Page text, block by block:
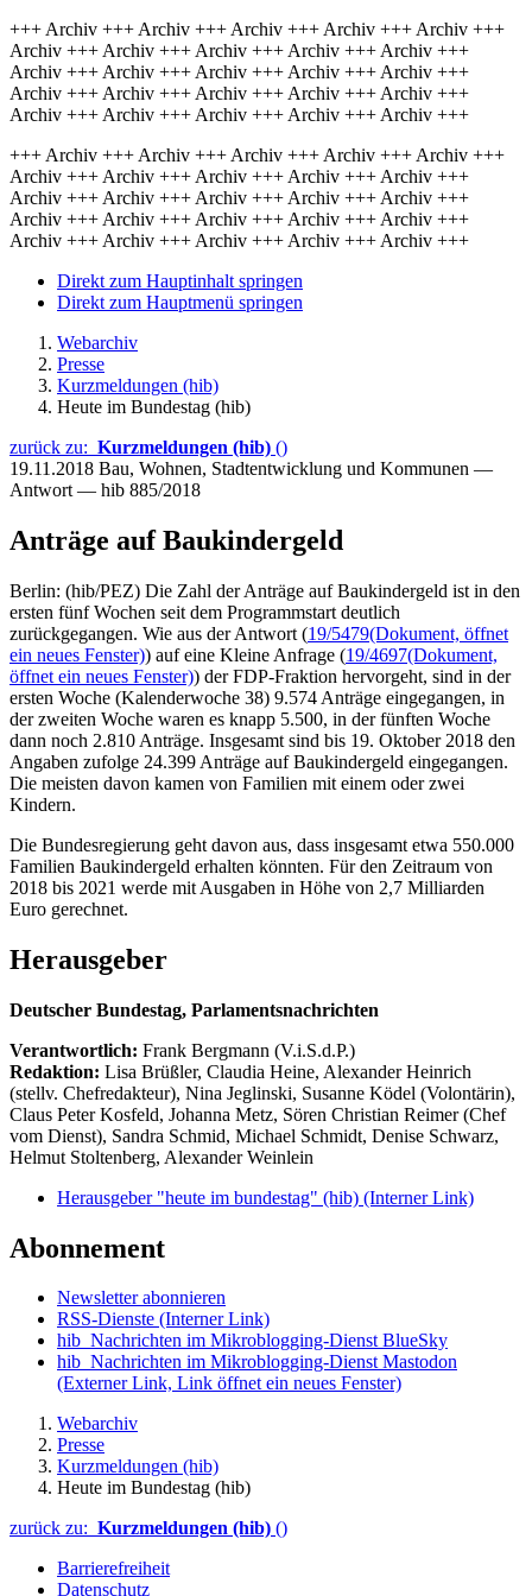
+++ Archiv +++ Archiv +++ Archiv +++ Archiv +++ Archiv +++
Archiv +++ Archiv +++ Archiv +++ Archiv +++ Archiv +++
Archiv +++ Archiv +++ Archiv +++ Archiv +++ Archiv +++
Archiv +++ Archiv +++ Archiv +++ Archiv +++ Archiv +++
Archiv +++ Archiv +++ Archiv +++ Archiv +++ Archiv +++
+++ Archiv +++ Archiv +++ Archiv +++ Archiv +++ Archiv +++
Archiv +++ Archiv +++ Archiv +++ Archiv +++ Archiv +++
Archiv +++ Archiv +++ Archiv +++ Archiv +++ Archiv +++
Archiv +++ Archiv +++ Archiv +++ Archiv +++ Archiv +++
Archiv +++ Archiv +++ Archiv +++ Archiv +++ Archiv +++
Direkt zum Hauptinhalt springen
Direkt zum Hauptmenü springen
Webarchiv
Presse
Kurzmeldungen (hib)
Heute im Bundestag (hib)
zurück zu: Kurzmeldungen (hib) ()
19.11.2018 Bau, Wohnen, Stadtentwicklung und Kommunen —
Antwort — hib 885/2018
Anträge auf Baukindergeld
Berlin: (hib/PEZ) Die Zahl der Anträge auf Baukindergeld ist in den
ersten fünf Wochen seit dem Programmstart deutlich
zurückgegangen. Wie aus der Antwort (19/5479(Dokument, öffnet
ein neues Fenster)) auf eine Kleine Anfrage (19/4697(Dokument,
öffnet ein neues Fenster)) der FDP-Fraktion hervorgeht, sind in der
ersten Woche (Kalenderwoche 38) 9.574 Anträge eingegangen, in
der zweiten Woche waren es knapp 5.500, in der fünften Woche
dann noch 2.810 Anträge. Insgesamt sind bis 19. Oktober 2018 den
Angaben zufolge 24.399 Anträge auf Baukindergeld eingegangen.
Die meisten davon kamen von Familien mit einem oder zwei
Kindern.
Die Bundesregierung geht davon aus, dass insgesamt etwa 550.000
Familien Baukindergeld erhalten könnten. Für den Zeitraum von
2018 bis 2021 werde mit Ausgaben in Höhe von 2,7 Milliarden
Euro gerechnet.
Herausgeber
Deutscher Bundestag, Parlamentsnachrichten
Verantwortlich: Frank Bergmann (V.i.S.d.P.)
Redaktion: Lisa Brüßler, Claudia Heine, Alexander Heinrich
(stellv. Chefredakteur), Nina Jeglinski, Susanne Ködel (Volontärin),
Claus Peter Kosfeld, Johanna Metz, Sören Christian Reimer (Chef
vom Dienst), Sandra Schmid, Michael Schmidt, Denise Schwarz,
Helmut Stoltenberg, Alexander Weinlein
Herausgeber "heute im bundestag" (hib) (Interner Link)
Abonnement
Newsletter abonnieren
RSS-Dienste (Interner Link)
hib_Nachrichten im Mikroblogging-Dienst BlueSky
hib_Nachrichten im Mikroblogging-Dienst Mastodon
(Externer Link, Link öffnet ein neues Fenster)
Webarchiv
Presse
Kurzmeldungen (hib)
Heute im Bundestag (hib)
zurück zu: Kurzmeldungen (hib) ()
Barrierefreiheit
Datenschutz